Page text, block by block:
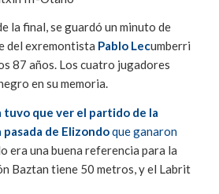
la final, se guardó un minuto de
del exremontista Pablo Lecumberri
87 años. Los cuatro jugadores
en su memoria.
tuvo que ver el partido de la
pasada de Elizondoque ganaron
era una buena referencia para la
Baztan tiene 50 metros, y el Labrit